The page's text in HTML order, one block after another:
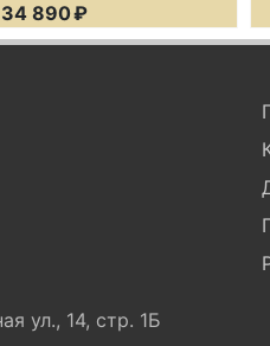
34 890₽
ул., 14, стр. 1Б